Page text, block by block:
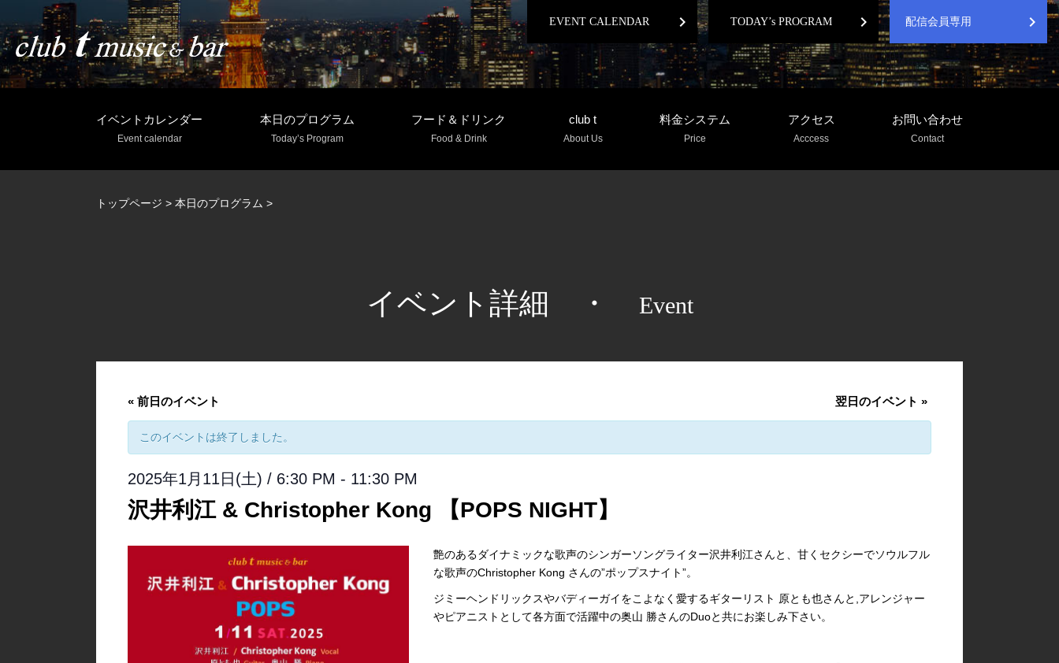
EVENT CALENDAR chevron_right TODAY’s PROGRAM chevron_right 配信会員専用 chevron_right
イベントカレンダー
Event calendar
本日のプログラム
Today’s Program
フード＆ドリンク
Food & Drink
club t
About Us
料金システム
Price
アクセス
Acccess
お問い合わせ
Contact
トップページ > 本日のプログラム >
イベント詳細 ・ Event
« 前日のイベント 翌日のイベント »
このイベントは終了しました。
2025年1月11日(土) / 6:30 PM - 11:30 PM
沢井利江 & Christopher Kong 【POPS NIGHT】
艶のあるダイナミックな歌声のシンガーソングライター沢井利江さんと、甘くセクシーでソウルフル
な歌声のChristopher Kong さんの”ポップスナイト”。
ジミーヘンドリックスやバディーガイをこよなく愛するギターリスト 原とも也さんと,アレンジャー
やピアニストとして各方面で活躍中の奥山 勝さんのDuoと共にお楽しみ下さい。